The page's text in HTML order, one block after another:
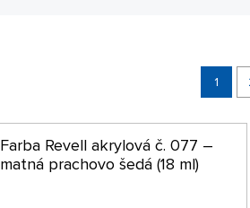
1
Farba Revell akrylová č. 077 –
matná prachovo šedá (18 ml)